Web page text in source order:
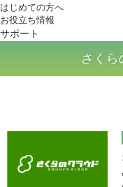
はじめての方へ
お役立ち情報
サポート
さくら